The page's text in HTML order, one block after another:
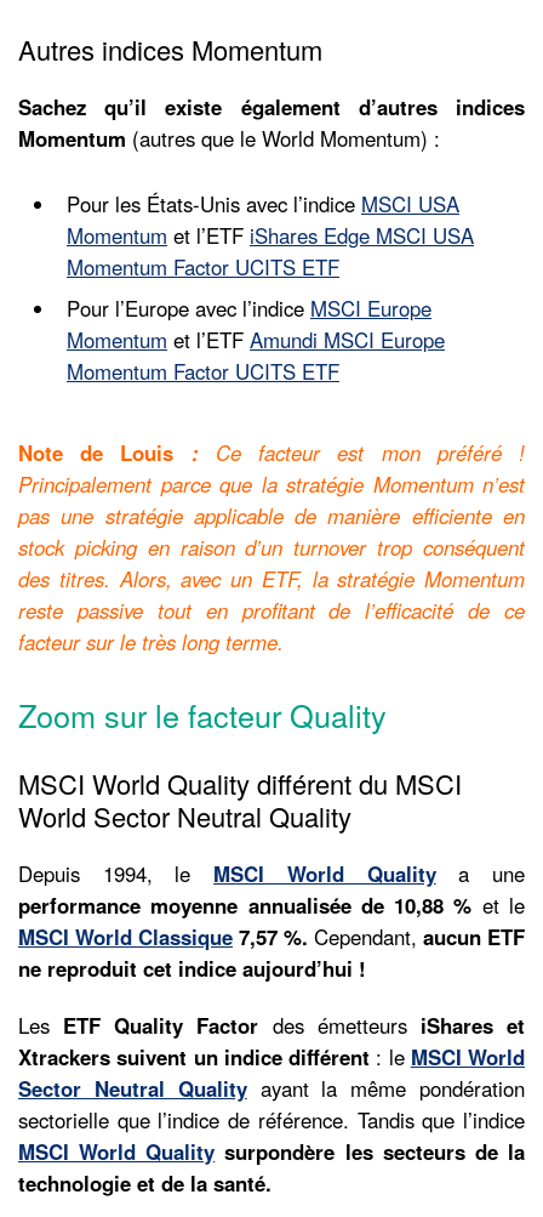
Autres indices Momentum
Sachez qu’il existe également d’autres indices
Momentum (autres que le World Momentum) :
Pour les États-Unis avec l’indice MSCI USA
Momentum et l’ETF iShares Edge MSCI USA
Momentum Factor UCITS ETF
Pour l’Europe avec l’indice MSCI Europe
Momentum et l’ETF Amundi MSCI Europe
Momentum Factor UCITS ETF
Note de Louis :Ce facteur est mon préféré !
Principalement parce que la stratégie Momentum n’est
pas une stratégie applicable de manière efficiente en
stock picking en raison d’un turnover trop conséquent
des titres. Alors, avec un ETF, la stratégie Momentum
reste passive tout en profitant de l’efficacité de ce
facteur sur le très long terme.
Zoom sur le facteur Quality
MSCI World Quality différent du MSCI
World Sector Neutral Quality
Depuis 1994, le MSCI World Qualitya une
performance moyenne annualisée de 10,88 % et le
MSCI World Classique 7,57 %. Cependant, aucun ETF
ne reproduit cet indice aujourd’hui !
Les ETF Quality Factor des émetteurs iShares et
Xtrackers suivent un indice différent : le MSCI World
Sector Neutral Qualityayant la même pondération
sectorielle que l’indice de référence. Tandis que l’indice
MSCI World Quality surpondère les secteurs de la
technologie et de la santé.